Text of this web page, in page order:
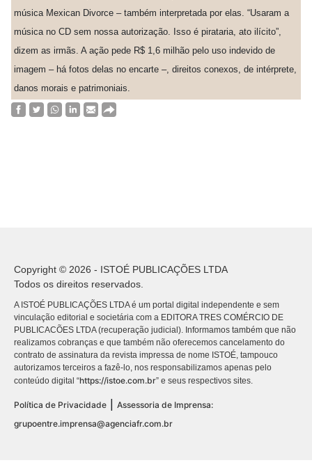
música Mexican Divorce – também interpretada por elas. “Usaram a
música no CD sem nossa autorização. Isso é pirataria, ato ilícito”,
dizem as irmãs. A ação pede R$ 1,6 milhão pelo uso indevido de
imagem – há fotos delas no encarte –, direitos conexos, de intérprete,
danos morais e patrimoniais.
Copyright © 2026 - ISTOÉ PUBLICAÇÕES LTDA
Todos os direitos reservados.
A ISTOÉ PUBLICAÇÕES LTDA é um portal digital independente e sem
vinculação editorial e societária com a EDITORA TRES COMÉRCIO DE
PUBLICACÕES LTDA (recuperação judicial). Informamos também que não
realizamos cobranças e que também não oferecemos cancelamento do
contrato de assinatura da revista impressa de nome ISTOÉ, tampouco
autorizamos terceiros a fazê-lo, nos responsabilizamos apenas pelo
conteúdo digital “https://istoe.com.br” e seus respectivos sites.
Política de Privacidade
Assessoria de Imprensa:
grupoentre.imprensa@agenciafr.com.br